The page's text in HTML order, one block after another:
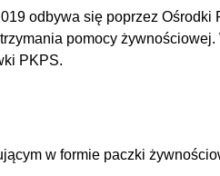
odbywa się poprzez Ośrodki
pomocy żywnościowej.
PKPS.
w formie paczki